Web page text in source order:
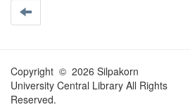
Copyright © 2026 Silpakorn
University Central Library All Rights
Reserved.